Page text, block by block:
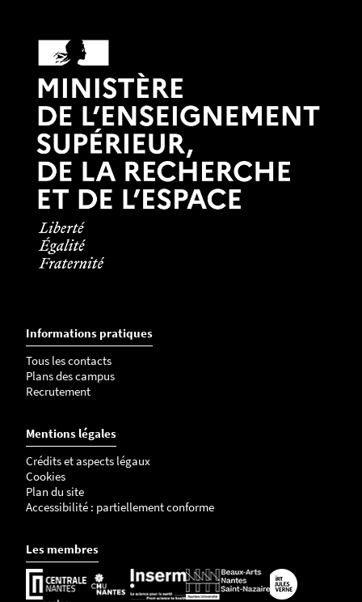
Informations pratiques
Tous les contacts
Plans des campus
Recrutement
Mentions légales
Crédits et aspects légaux
Cookies
Plan du site
Accessibilité : partiellement conforme
Les membres